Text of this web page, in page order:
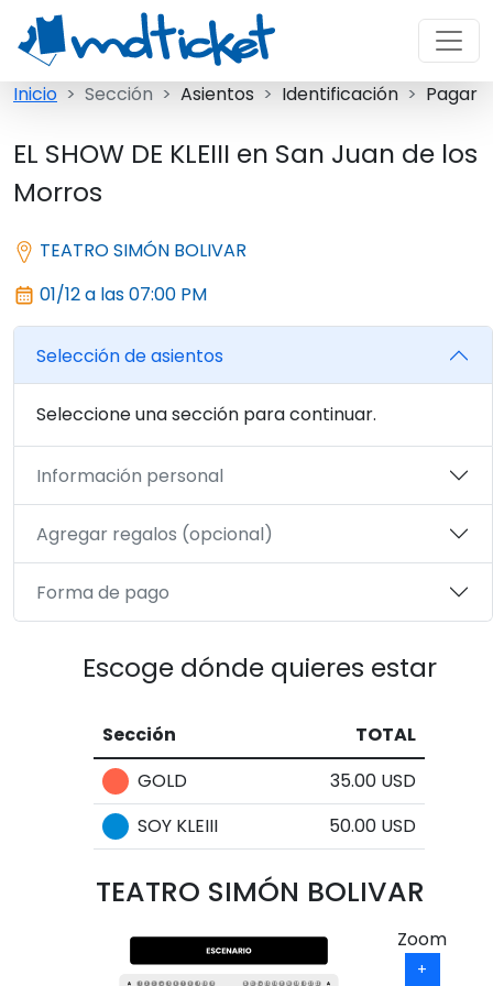
Inicio Sección Asientos Identificación Pagar
EL SHOW DE KLEIII en San Juan de los
Morros
TEATRO SIMÓN BOLIVAR
01/12 a las 07:00 PM
Selección de asientos
Seleccione una sección para continuar.
Información personal
Agregar regalos (opcional)
Forma de pago
Escoge dónde quieres estar
Sección
TOTAL
GOLD
35.00 USD
SOY KLEIII
50.00 USD
TEATRO SIMÓN BOLIVAR
3 4
2 10
5 7 14 15
12 13 20 21 22
16 17 18 19
Zoom
+